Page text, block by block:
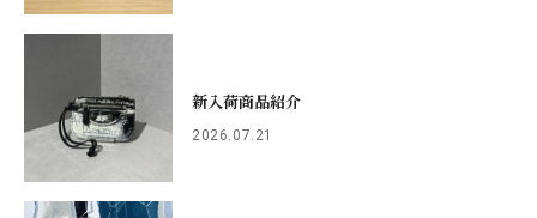
新入荷商品紹介
2026.07.21